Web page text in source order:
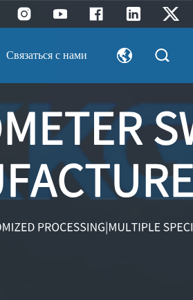
Связаться с нами